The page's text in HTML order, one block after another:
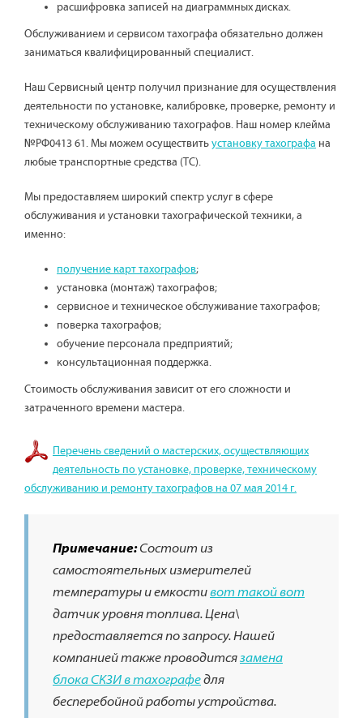
расшифровка записей на диаграммных дисках.
Обслуживанием и сервисом тахографа обязательно должен
заниматься квалифицированный специалист.
Наш Сервисный центр получил признание для осуществления
деятельности по установке, калибровке, проверке, ремонту и
техническому обслуживанию тахографов. Наш номер клейма
№РФ0413 61. Мы можем осуществитьустановку тахографа на
любые транспортные средства (ТС).
Мы предоставляем широкий спектр услуг в сфере
обслуживания и установки тахографической техники, а
именно:
получение карт тахографов;
установка (монтаж) тахографов;
сервисное и техническое обслуживание тахографов;
поверка тахографов;
обучение персонала предприятий;
консультационная поддержка.
Стоимость обслуживания зависит от его сложности и
затраченного времени мастера.
Перечень сведений о мастерских, осуществляющих
деятельность по установке, проверке, техническому
обслуживанию и ремонту тахографов на 07 мая 2014 г.
Примечание:Состоит из
самостоятельных измерителей
температуры и емкостивот такой вот
датчик уровня топлива. Цена\
предоставляется по запросу. Нашей
компанией также проводитсязамена
блока СКЗИ в тахографедля
бесперебойной работы устройства.